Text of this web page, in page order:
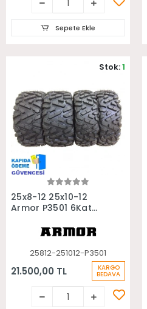
Sepete Ekle
Sepete Ekle
25x8-12 25x10-12
Armor P3501 6Kat
Utv Lastiği
25812-251012-P3501
21.500,00 TL KARGO
BEDAVA
Stok:1